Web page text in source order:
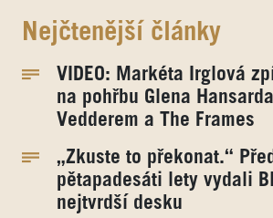
Nejčtenější články
VIDEO: Markéta Irglová
na pohřbu Glena
Vedderem a The Frames
„Zkuste to překonat.“ Před
pětapadesáti lety vydali
nejtvrdší desku